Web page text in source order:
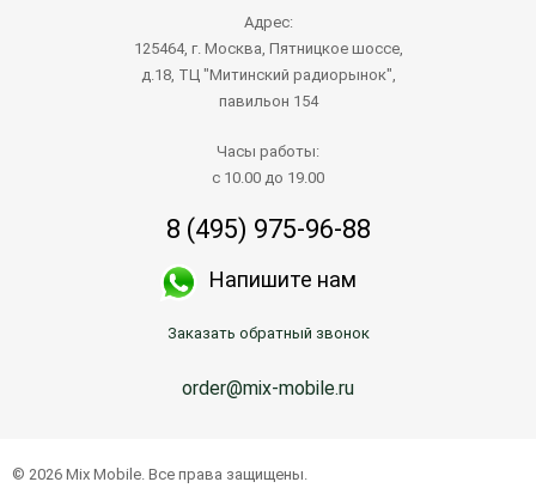
Адрес:
125464, г. Москва, Пятницкое шоссе,
д.18, ТЦ "Митинский радиорынок",
павильон 154
Часы работы:
с 10.00 до 19.00
8 (495) 975-96-88
Напишите нам
Заказать обратный звонок
order@mix-mobile.ru
© 2026 Mix Mobile. Все права защищены.